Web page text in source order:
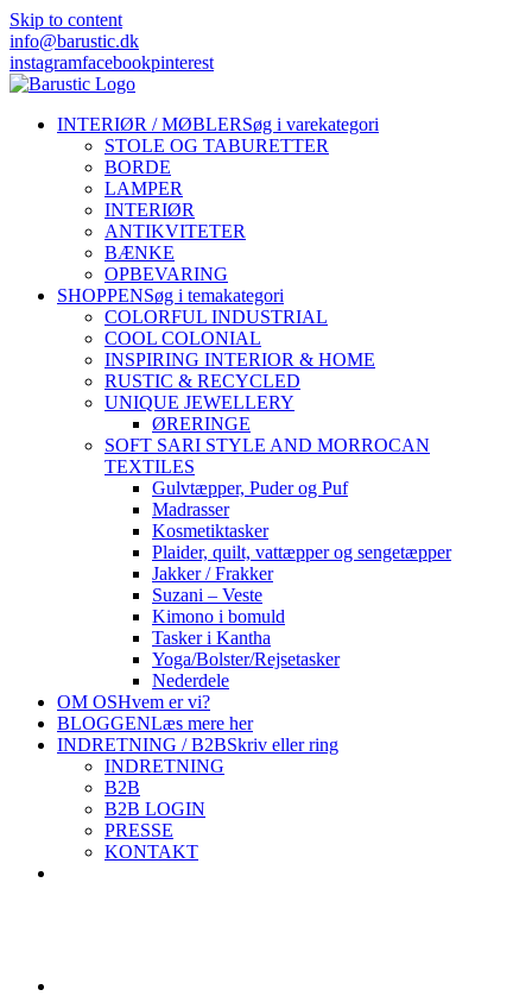
Skip to content
info@barustic.dk
instagramfacebookpinterest
INTERIØR / MØBLERSøg i varekategori
STOLE OG TABURETTER
BORDE
LAMPER
INTERIØR
ANTIKVITETER
BÆNKE
OPBEVARING
SHOPPENSøg i temakategori
COLORFUL INDUSTRIAL
COOL COLONIAL
INSPIRING INTERIOR & HOME
RUSTIC & RECYCLED
UNIQUE JEWELLERY
ØRERINGE
SOFT SARI STYLE AND MORROCAN
TEXTILES
Gulvtæpper, Puder og Puf
Madrasser
Kosmetiktasker
Plaider, quilt, vattæpper og sengetæpper
Jakker / Frakker
Suzani – Veste
Kimono i bomuld
Tasker i Kantha
Yoga/Bolster/Rejsetasker
Nederdele
OM OSHvem er vi?
BLOGGENLæs mere her
INDRETNING / B2BSkriv eller ring
INDRETNING
B2B
B2B LOGIN
PRESSE
KONTAKT